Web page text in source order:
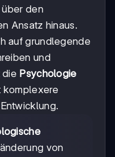
über den
Ansatz hinaus.
auf grundlegende
und
die Psychologie
komplexere
von